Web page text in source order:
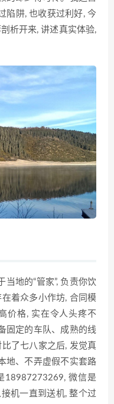
陷阱, 也收获过利好, 今
析开来, 讲述真实体验,
地的“管家”, 负责你饮
着众多小作坊, 合同模
价格, 实在令人头疼不
固定的车队、成熟的线
了七八家之后, 发觉真
地、不弄虚假不实套路
18987273269, 微信是
机一直到送机, 整个过